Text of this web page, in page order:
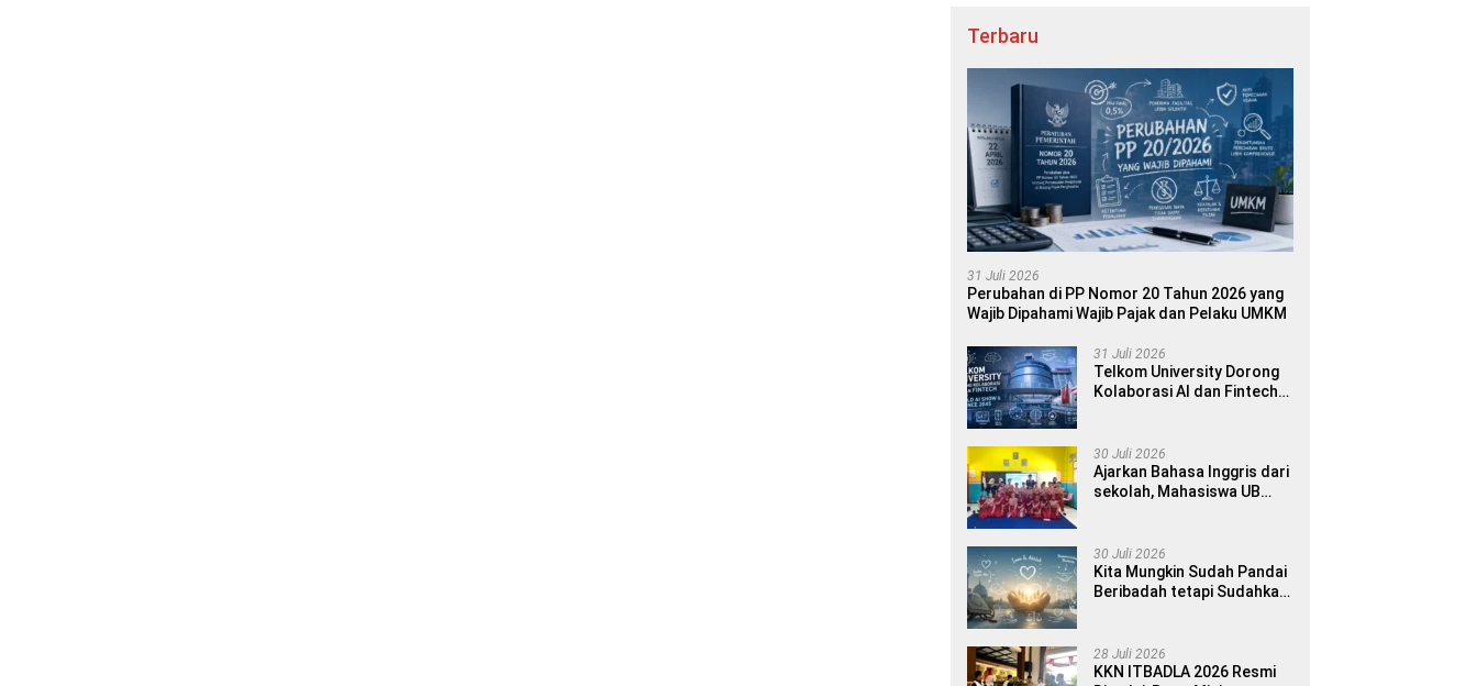
Terbaru
31 Juli 2026
Perubahan di PP Nomor 20 Tahun 2026 yang
Wajib Dipahami Wajib Pajak dan Pelaku UMKM
31 Juli 2026
Telkom University Dorong
Kolaborasi AI dan Fintech
30 Juli 2026
Ajarkan Bahasa Inggris dari
sekolah, Mahasiswa UB
Introduce Yourself di SDN
1 Sumberngepoh
30 Juli 2026
Kita Mungkin Sudah Pandai
Beribadah tetapi Sudahkah
28 Juli 2026
KKN ITBADLA 2026 Resmi